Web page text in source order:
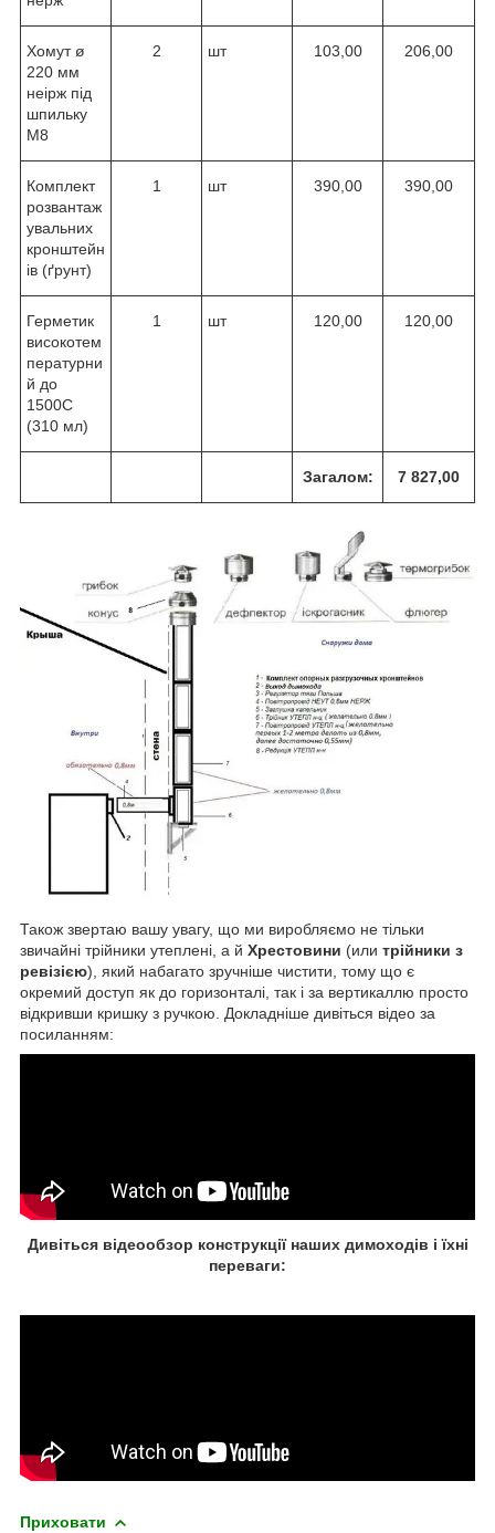
Хомут ø
220 мм
неірж під
шпильку
М8
2 шт 103,00 206,00
Комплект
розвантаж
увальних
кронштейн
ів (ґрунт)
1 шт 390,00 390,00
Герметик
високотем
пературни
й до
1500С
(310 мл)
1 шт 120,00 120,00
Загалом: 7 827,00
Також звертаю вашу увагу, що ми виробляємо не тільки
звичайні трійники утеплені, а й Хрестовини (или трійники з
ревізією), який набагато зручніше чистити, тому що є
окремий доступ як до горизонталі, так і за вертикаллю просто
відкривши кришку з ручкою. Докладніше дивіться відео за
посиланням:
Дивіться відеообзор конструкції наших димоходів і їхні
переваги:
Приховати